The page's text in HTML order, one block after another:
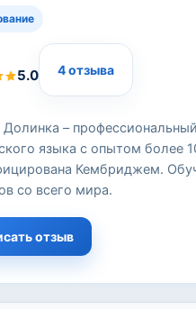
5.0 4 отзыва
Долинка –
языка с опытом более
Кембриджем.
со всего мира.
отзыв